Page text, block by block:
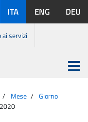
disponibili:
ITA ENG DEU
ai servizi
Apri
menu
Mese
Giorno